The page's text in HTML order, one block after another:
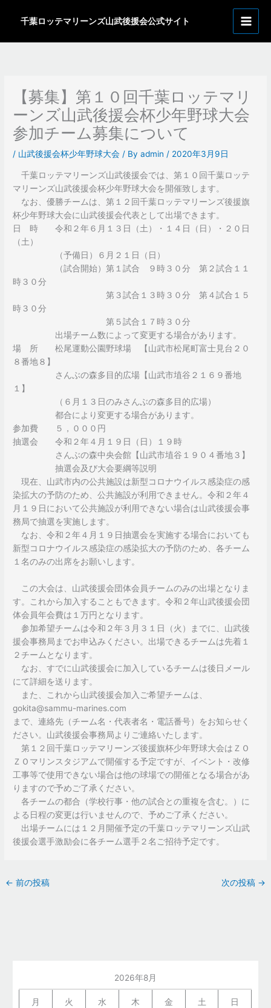
千葉ロッテマリーンズ山武後援会公式サイト
【募集】第１０回千葉ロッテマリ
ーンズ山武後援会杯少年野球大会
参加チーム募集について
/ 山武後援会杯少年野球大会 / Byadmin/ 2020年3月9日
千葉ロッテマリーンズ山武後援会では、第１０回千葉ロッテ
マリーンズ山武後援会杯少年野球大会を開催致します。
なお、優勝チームは、第１２回千葉ロッテマリーンズ後援旗
杯少年野球大会に山武後援会代表として出場できます。
日 時 令和２年６月１３日（土）・１４日（日）・２０日
（土）
（予備日）６月２１日（日）
（試合開始）第１試合 ９時３０分 第２試合１１
時３０分
第３試合１３時３０分 第４試合１５
時３０分
第５試合１７時３０分
出場チーム数によって変更する場合があります。
場 所 松尾運動公園野球場 【山武市松尾町富士見台２０
８番地８】
さんぶの森多目的広場【山武市埴谷２１６９番地
１】
（６月１３日のみさんぶの森多目的広場）
都合により変更する場合があります。
参加費 ５，０００円
抽選会 令和２年４月１９日（日）１９時
さんぶの森中央会館【山武市埴谷１９０４番地３】
抽選会及び大会要綱等説明
現在、山武市内の公共施設は新型コロナウイルス感染症の感
染拡大の予防のため、公共施設が利用できません。令和２年４
月１９日において公共施設が利用できない場合は山武後援会事
務局で抽選を実施します。
なお、令和２年４月１９日抽選会を実施する場合においても
新型コロナウイルス感染症の感染拡大の予防のため、各チーム
１名のみの出席をお願いします。
この大会は、山武後援会団体会員チームのみの出場となりま
す。これから加入することもできます。令和２年山武後援会団
体会員年会費は１万円となります。
参加希望チームは令和２年３月３１日（火）までに、山武後
援会事務局までお申込みください。出場できるチームは先着１
２チームとなります。
なお、すでに山武後援会に加入しているチームは後日メール
にて詳細を送ります。
また、これから山武後援会加入ご希望チームは、
gokita@sammu-marines.com
まで、連絡先（チーム名・代表者名・電話番号）をお知らせく
ださい。山武後援会事務局よりご連絡いたします。
第１２回千葉ロッテマリーンズ後援旗杯少年野球大会はＺＯ
ＺＯマリンスタジアムで開催する予定ですが、イベント・改修
工事等で使用できない場合は他の球場での開催となる場合があ
りますので予めご了承ください。
各チームの都合（学校行事・他の試合との重複を含む。）に
よる日程の変更は行いませんので、予めご了承ください。
出場チームには１２月開催予定の千葉ロッテマリーンズ山武
後援会選手激励会に各チーム選手２名ご招待予定です。
← 前の投稿 次の投稿 →
2026年8月
月 火 水 木 金 土 日
ー